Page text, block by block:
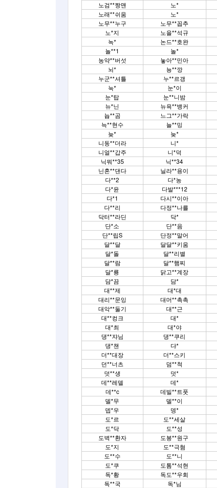
노검**짱맨
노*
노래**쉬움
노*
노무**누구
노무**꼽추
노*지
노을**석규
녹*
논드**호완
놀**1
놀*
농약**버섯
놓아**민아
뇌*
뇽**깡
누군**셔틀
누**르갱
눅*
눈*이
눈*탑
눈**니밤
뉴*닌
뉴욕**뱅커
늅**곰
느그**가락
늑**현수
늘**밍
늦*
늦*
니동**더라
니*
니얼**갑주
니*덕
닉뭐**35
닉**34
닌혼**댄다
닐라**용이
다**2
다*농
다*윤
다발***12
다*1
다시**이아
다**리
다정**나를
닥터**라딘
닥*
단*소
단**음
단**립S
단정**말어
달**달
달달**키움
달*돌
달**리별
달**람
달**햄찌
달*룡
닭고**계장
담*끔
담*
대**제
대*대
대리**문잉
대머**촉촉
대악**둘기
대**근
대**컹크
대*
대*최
대*야
댕**쟈님
댕**쿠리
댕*챈
댜*
더**대장
더**스키
던**너츠
덤**척
덧**생
덧*
데**레델
데*
데**c
데빌**트풋
델*무
델**이
뎁*우
뎅*
도*르
도**세살
도*닥
도**성
도벽**환자
도봉**원구
도*지
도**극혐
도**수
도**니
도*쿠
도톰**석현
독*황
독도**우회
독**국
독*님